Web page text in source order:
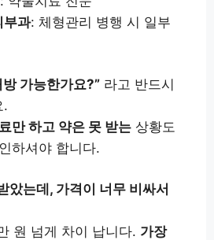
부과: 체형관리 병행 시 일부
방 가능한가요?” 라고 반드시
.
만 하고 약은 못 받는 상황도
하셔야 합니다.
았는데, 가격이 너무 비싸서
원 넘게 차이 납니다. 가장